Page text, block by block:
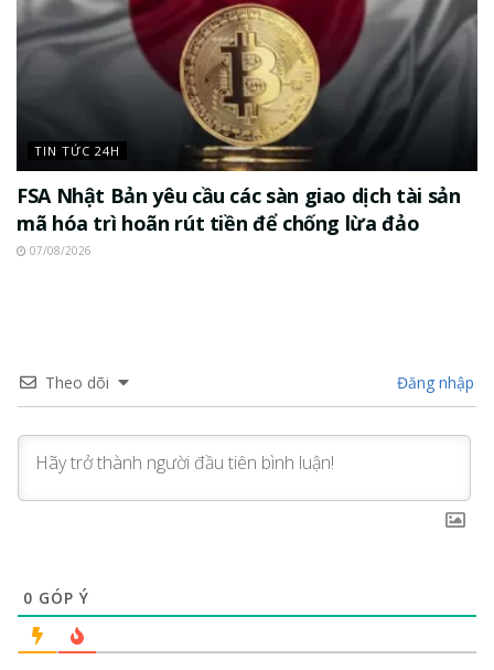
TIN TỨC 24H
FSA Nhật Bản yêu cầu các sàn giao dịch tài sản
mã hóa trì hoãn rút tiền để chống lừa đảo
07/08/2026
Theo dõi Đăng nhập
0 GÓP Ý